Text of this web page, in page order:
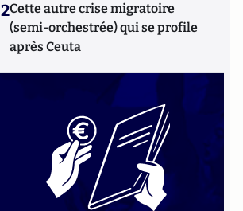
2Cette autre crise migratoire
(semi-orchestrée) qui se profile
après Ceuta